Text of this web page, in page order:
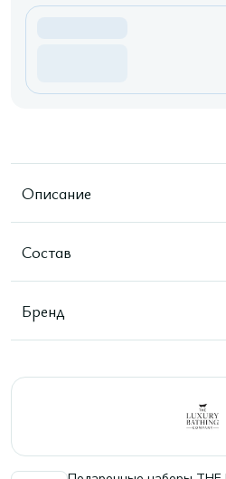
Описание
Состав
Бренд